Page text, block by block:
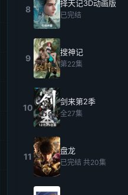
8
择天记3D动画版
已完结
9
搜神记
第22集
10
剑来第2季
全27集
11
盘龙
已完结 共20集